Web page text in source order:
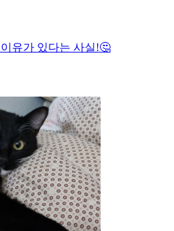
유가 있다는 사실!🤔